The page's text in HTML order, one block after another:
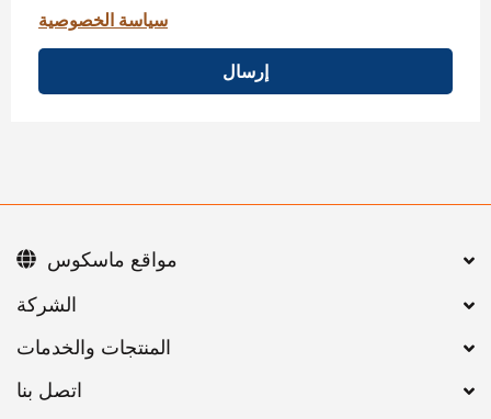
سياسة الخصوصية
إرسال
اتصل بنا
مواقع ماسكوس